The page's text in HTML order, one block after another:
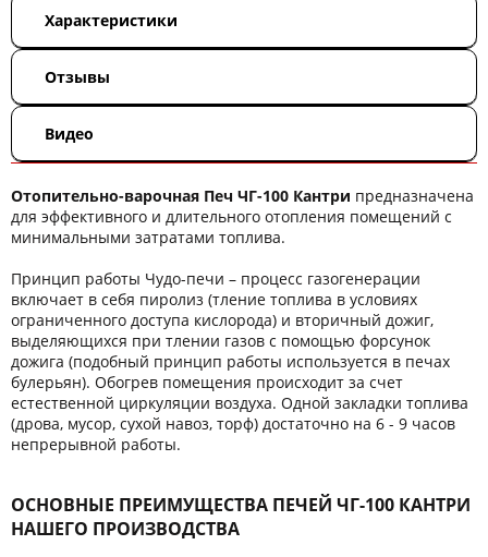
Характеристики
Отзывы
Видео
Отопительно-варочная Печ ЧГ-100 Кантри предназначена
для эффективного и длительного отопления помещений с
минимальными затратами топлива.
Принцип работы Чудо-печи – процесс газогенерации
включает в себя пиролиз (тление топлива в условиях
ограниченного доступа кислорода) и вторичный дожиг,
выделяющихся при тлении газов с помощью форсунок
дожига (подобный принцип работы используется в печах
булерьян). Обогрев помещения происходит за счет
естественной циркуляции воздуха. Одной закладки топлива
(дрова, мусор, сухой навоз, торф) достаточно на 6 - 9 часов
непрерывной работы.
ОСНОВНЫЕ ПРЕИМУЩЕСТВА ПЕЧЕЙ ЧГ-100 КАНТРИ
НАШЕГО ПРОИЗВОДСТВА